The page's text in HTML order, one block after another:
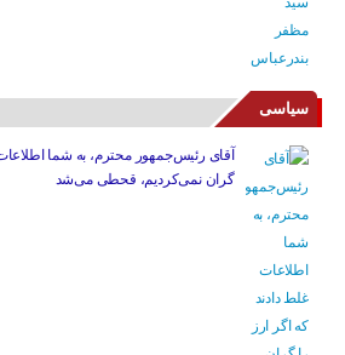
سیاسی
آقای رئیس‌جمهور محترم، به شما اطلاعات
گران نمی‌کردیم، قحطی می‌شد